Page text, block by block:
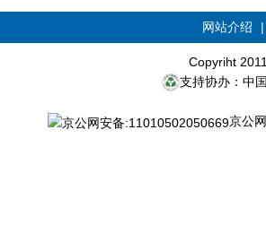
网站介绍
Copyriht
支持协办：中
京公